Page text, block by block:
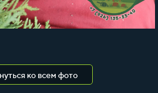
ко всем фото